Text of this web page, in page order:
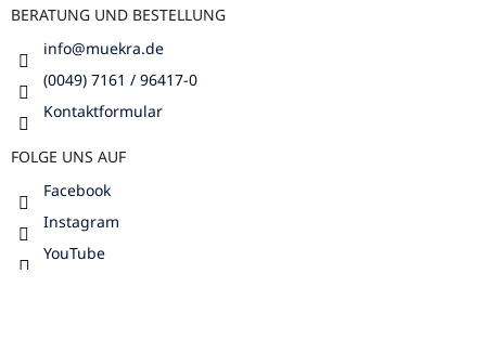
BERATUNG UND BESTELLUNG
info@muekra.de
(0049) 7161 / 96417-0
Kontaktformular
FOLGE UNS AUF
Facebook
Instagram
YouTube